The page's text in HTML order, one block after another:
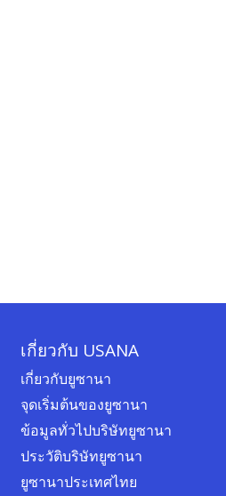
เกี่ยวกับ USANA
เกี่ยวกับยูซานา
จุดเริ่มต้นของยูซานา
ข้อมูลทั่วไปบริษัทยูซานา
ประวัติบริษัทยูซานา
ยูซานาประเทศไทย